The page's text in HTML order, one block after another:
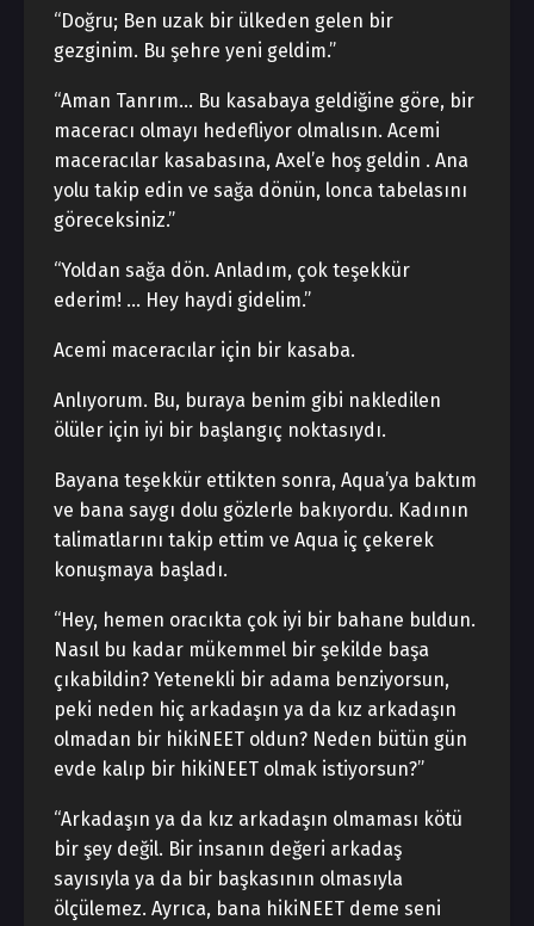
“Doğru; Ben uzak bir ülkeden gelen bir
gezginim. Bu şehre yeni geldim.”
“Aman Tanrım… Bu kasabaya geldiğine göre, bir
maceracı olmayı hedefliyor olmalısın. Acemi
maceracılar kasabasına, Axel’e hoş geldin . Ana
yolu takip edin ve sağa dönün, lonca tabelasını
göreceksiniz.”
“Yoldan sağa dön. Anladım, çok teşekkür
ederim! … Hey haydi gidelim.”
Acemi maceracılar için bir kasaba.
Anlıyorum. Bu, buraya benim gibi nakledilen
ölüler için iyi bir başlangıç ​​noktasıydı.
Bayana teşekkür ettikten sonra, Aqua’ya baktım
ve bana saygı dolu gözlerle bakıyordu. Kadının
talimatlarını takip ettim ve Aqua iç çekerek
konuşmaya başladı.
“Hey, hemen oracıkta çok iyi bir bahane buldun.
Nasıl bu kadar mükemmel bir şekilde başa
çıkabildin? Yetenekli bir adama benziyorsun,
peki neden hiç arkadaşın ya da kız arkadaşın
olmadan bir hikiNEET oldun? Neden bütün gün
evde kalıp bir hikiNEET olmak istiyorsun?”
“Arkadaşın ya da kız arkadaşın olmaması kötü
bir şey değil. Bir insanın değeri arkadaş
sayısıyla ya da bir başkasının olmasıyla
ölçülemez. Ayrıca, bana hikiNEET deme seni